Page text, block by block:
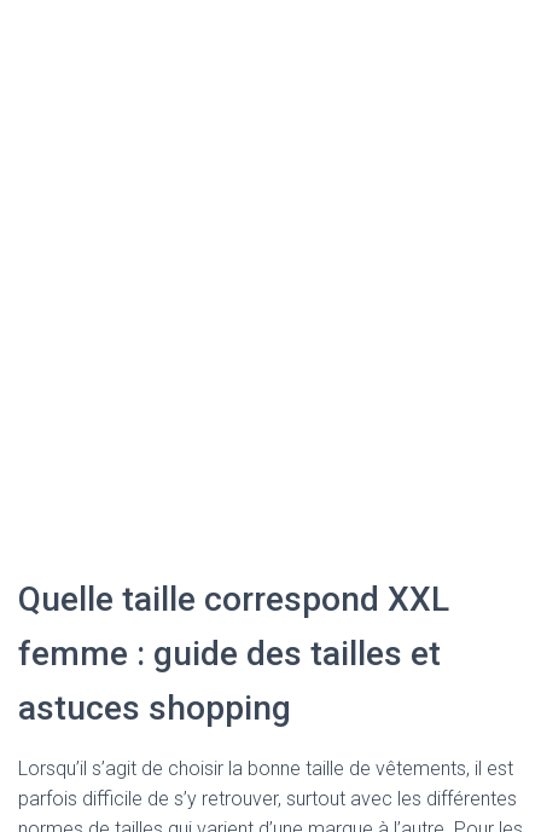
Quelle taille correspond XXL
femme : guide des tailles et
astuces shopping
Lorsqu’il s’agit de choisir la bonne taille de vêtements, il est
parfois difficile de s’y retrouver, surtout avec les différentes